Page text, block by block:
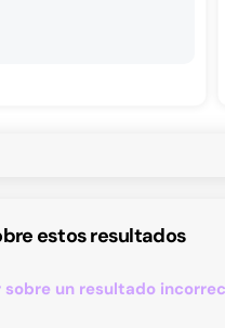
estos resultados
sobre un resultado